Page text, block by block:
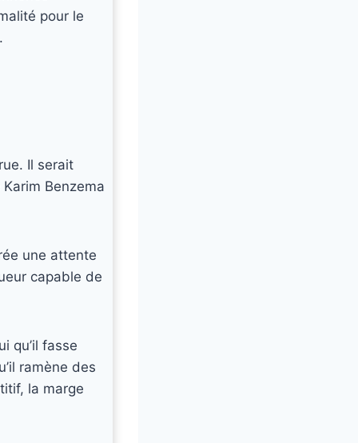
pour le
Il serait
Benzema
une attente
capable de
qu’il fasse
ramène des
la marge